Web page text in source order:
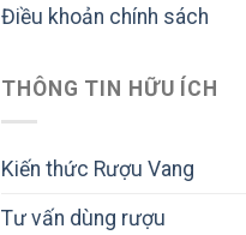
Điều khoản chính sách
THÔNG TIN HỮU ÍCH
Kiến thức Rượu Vang
Tư vấn dùng rượu